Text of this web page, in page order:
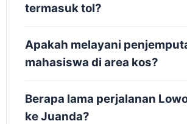
termasuk tol?
Apakah melayani
mahasiswa di area kos?
Berapa lama perjalanan
ke Juanda?